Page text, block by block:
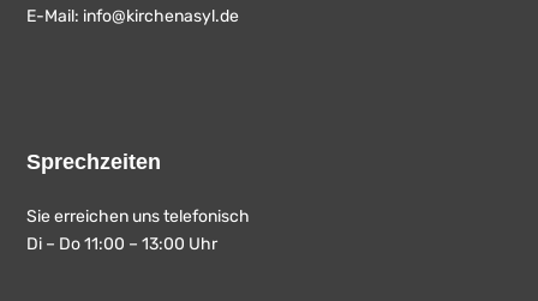
E-Mail: info@kirchenasyl.de
Sprechzeiten
Sie erreichen uns telefonisch
Di – Do 11:00 – 13:00 Uhr